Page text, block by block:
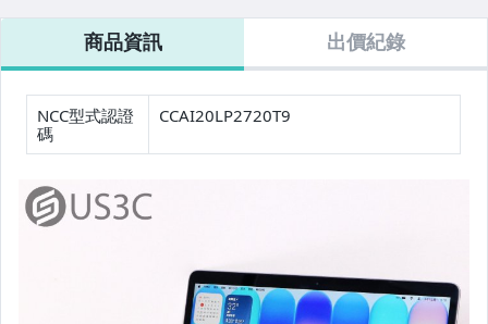
筆記型電腦 (Acer)
筆記型電腦 (HP)
筆記型電腦 (Lenovo)
筆記型電腦 (Dell)
筆記型電腦 (Microsoft Surface系列)
運動&智慧手錶 (其他品牌)
MacBook 13吋
i5 1.8G 8G 256G
MacBook Air 13
吋 i5 1.8G 8G
128G SSD 銀色
蘋果電腦
12.9吋 第二代
256G Wi-Fi版 太
空灰色 A10X
Fusion晶片
Watch SE 第2
40mm GPS 鋁
屬 午夜色 觸控
螢幕 智慧穿戴
商品資訊 出價紀錄
NCC型式認證
碼
CCAI20LP2720T9